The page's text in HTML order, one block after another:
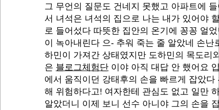
그 무언의 질문도 건네지 못했고 아파트에
서 녀석은 녀석의 집으로 나는 내가 있어야
로 들어섰다 따뜻한 집안의 온기에 꽁꽁 얼
이 녹아내린다 으- 추워 죽는 줄 알았네 손난
하민이 가져간 상태였지만 도하민의 목도리
은 블로그체험단 이야 아직 대답 안 했어요
에서 움직이던 강태후의 손을 빠르게 잡았다
해 위험하다고! 여자한테 관심도 없고 일만
알았더니 이제 보니 선수 아니야 그의 손을